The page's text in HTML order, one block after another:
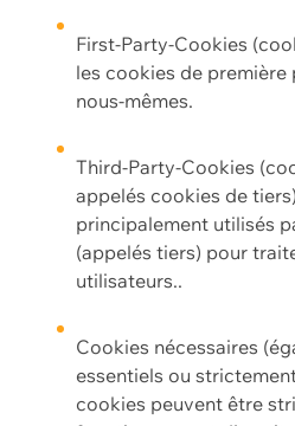
First-Party-Cookies
les cookies de
nous-mêmes.
Third-Party-Cookies
appelés cookies de
principalement utilisés
(appelés tiers) pour
utilisateurs..
Cookies nécessaires
essentiels ou
cookies peuvent être